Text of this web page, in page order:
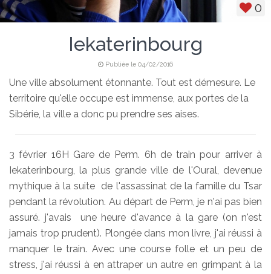
0
Iekaterinbourg
Publiée le 04/02/2016
Une ville absolument étonnante. Tout est démesure. Le
territoire qu'elle occupe est immense, aux portes de la
Sibérie, la ville a donc pu prendre ses aises.
3 février 16H Gare de Perm. 6h de train pour arriver à
Iekaterinbourg, la plus grande ville de l'Oural, devenue
mythique à la suite de l'assassinat de la famille du Tsar
pendant la révolution. Au départ de Perm, je n'ai pas bien
assuré. j'avais une heure d'avance à la gare (on n'est
jamais trop prudent). Plongée dans mon livre, j'ai réussi à
manquer le train. Avec une course folle et un peu de
stress, j'ai réussi à en attraper un autre en grimpant à la